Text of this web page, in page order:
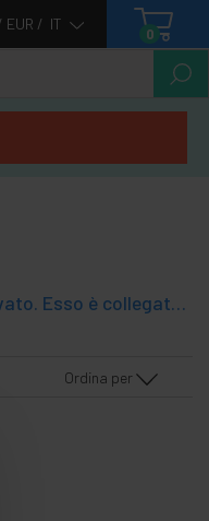
EUR / IT
0
Base girevole motorizzato. È una piattaforma che lentamente e costantemente in rotazione, quando attivato. Esso è collegato alla rete. Ideale per i modelli fotografia fotografiche, l'esecuzione di modelli 3D, mostre, esposizioni, la pubblicità, etc. Modello base con luce LED retroilluminato. Illuminazione base consente l'eliminazione delle ombre, mentre l'oggetto viene illuminato da terra.
Ordina per